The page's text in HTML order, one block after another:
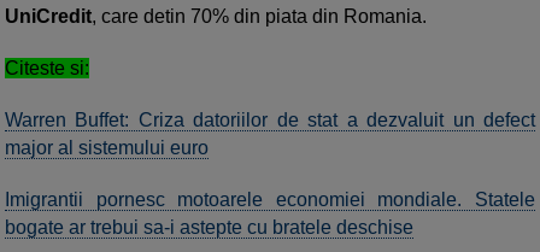
UniCredit, care detin 70% din piata din Romania.
Citeste si:
Warren Buffet: Criza datoriilor de stat a dezvaluit un defect
major al sistemului euro
Imigrantii pornesc motoarele economiei mondiale. Statele
bogate ar trebui sa-i astepte cu bratele deschise